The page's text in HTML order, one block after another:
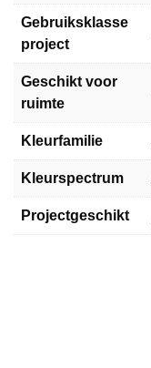
Gebruiksklasse
project
Geschikt voor
ruimte
Kleurfamilie
Kleurspectrum
Projectgeschikt